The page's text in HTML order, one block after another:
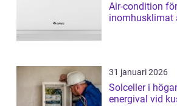
Air-condition
inomhusklimat
31 januari 2026
Solceller i höganäs
energival vid